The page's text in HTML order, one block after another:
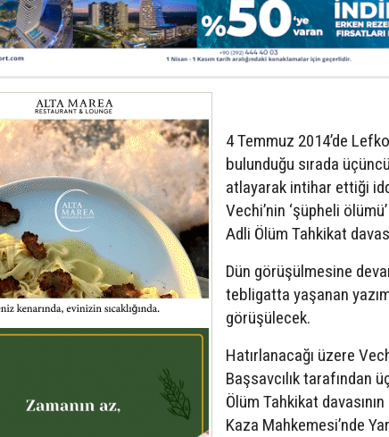
4 Temmuz 2014’de
bulunduğu sırada
atlayarak intihar ettiği
Vechi’nin ‘şüpheli
Adli Ölüm Tahkikat
Dün görüşülmesine
tebligatta yaşanan
görüşülecek.
Hatırlanacağı üzere
Başsavcılık tarafından
Ölüm Tahkikat
Kaza Mahkemesi’nde